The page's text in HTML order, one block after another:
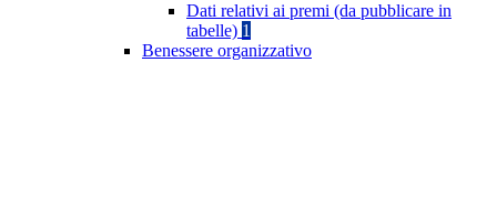
Dati relativi ai premi (da pubblicare in
tabelle) 1
Benessere organizzativo